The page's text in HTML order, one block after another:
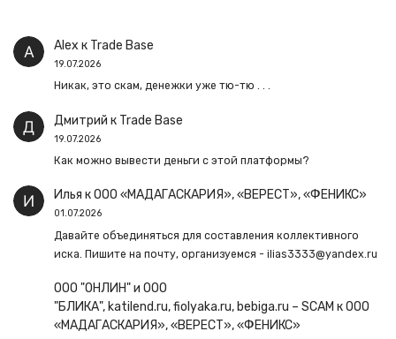
Alex к Trade Base
19.07.2026
Никак, это скам, денежки уже тю-тю . . .
Дмитрий к Trade Base
19.07.2026
Как можно вывести деньги с этой платформы?
Илья кООО «МАДАГАСКАРИЯ», «ВЕРЕСТ», «ФЕНИКС»
01.07.2026
Давайте объединяться для составления коллективного
иска. Пишите на почту, организуемся - ilias3333@yandex.ru
ООО "ОНЛИН" и ООО
"БЛИКА", katilend.ru, fiolyaka.ru, bebiga.ru – SCAM кООО
«МАДАГАСКАРИЯ», «ВЕРЕСТ», «ФЕНИКС»